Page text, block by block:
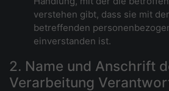
verstehen gibt, dass sie mit
betreffenden
einverstanden ist.
2. Name und Anschrift
Verarbeitung